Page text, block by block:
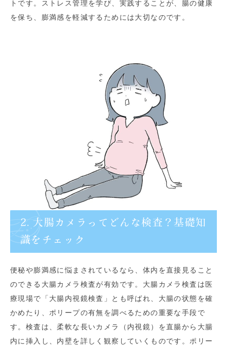
トです。ストレス管理を学び、実践することが、腸の健康
を保ち、膨満感を軽減するためには大切なのです。
2. 大腸カメラってどんな検査？基礎知
識をチェック
便秘や膨満感に悩まされているなら、体内を直接見ること
のできる大腸カメラ検査が有効です。大腸カメラ検査は医
療現場で「大腸内視鏡検査」とも呼ばれ、大腸の状態を確
かめたり、ポリープの有無を調べるための重要な手段で
す。検査は、柔軟な長いカメラ（内視鏡）を直腸から大腸
内に挿入し、内壁を詳しく観察していくものです。ポリー